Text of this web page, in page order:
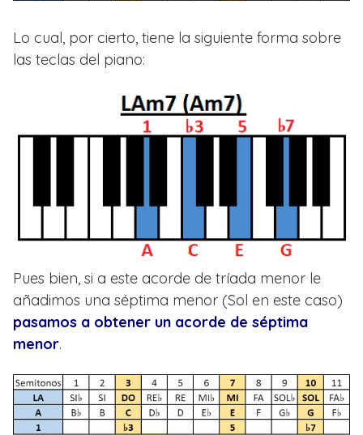
Lo cual, por cierto, tiene la siguiente forma sobre
las teclas del piano:
Pues bien, si a este acorde de tríada menor le
añadimos una séptima menor (Sol en este caso)
pasamos a obtener un acorde de séptima
menor.